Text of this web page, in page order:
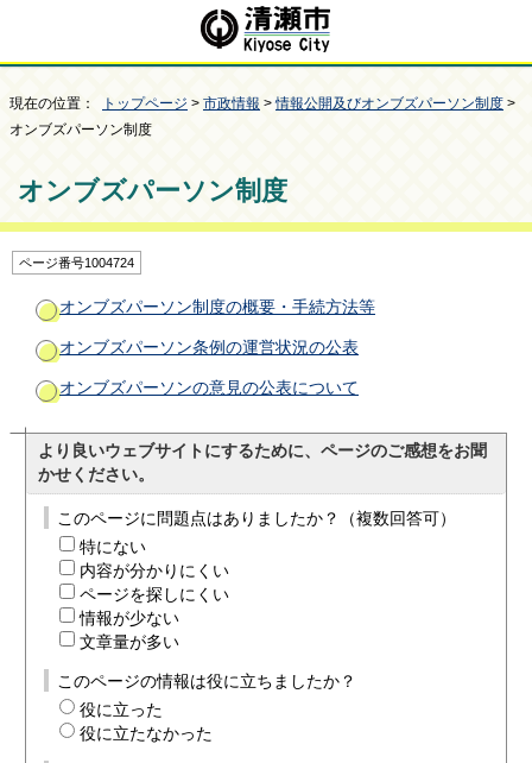
現在の位置： トップページ > 市政情報 >情報公開及びオンブズパーソン制度 >
オンブズパーソン制度
オンブズパーソン制度
ページ番号1004724
オンブズパーソン制度の概要・手続方法等
オンブズパーソン条例の運営状況の公表
オンブズパーソンの意見の公表について
より良いウェブサイトにするために、ページのご感想をお聞
かせください。
このページに問題点はありましたか？（複数回答可）
特にない
内容が分かりにくい
ページを探しにくい
情報が少ない
文章量が多い
このページの情報は役に立ちましたか？
役に立った
役に立たなかった